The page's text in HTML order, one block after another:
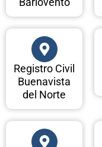
Registro Civil
Buenavista
del Norte